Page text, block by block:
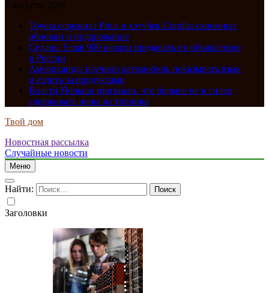
7 августа, 2026
Toyota освежила Prius и хэтчбек Corolla: скромные
обновки и подорожание
Седаны Senat 900 начали продавать по объявлению
в России
Американцы научили автомобиль показывать язык
и ездить за продуктами
Власти Польши признали, что больше не в силах
сдерживать цены на топливо
Твой дом
Новостная рассылка
Случайные новости
Меню
Найти:
Заголовки